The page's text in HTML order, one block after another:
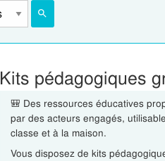
Kits pédagogiques
🎒 Des ressources éducatives
par des acteurs engagés,
classe et à la maison.
Vous disposez de kits